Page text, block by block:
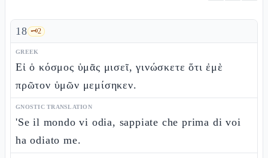
18 🗝️2
GREEK
Εἰ ὁ κόσμος ὑμᾶς μισεῖ, γινώσκετε ὅτι ἐμὲ
πρῶτον ὑμῶν μεμίσηκεν.
GNOSTIC TRANSLATION
'Se il mondo vi odia, sappiate che prima di voi
ha odiato me.